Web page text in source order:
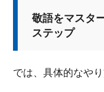
敬語をマスタ
ステップ
では、具体的なや